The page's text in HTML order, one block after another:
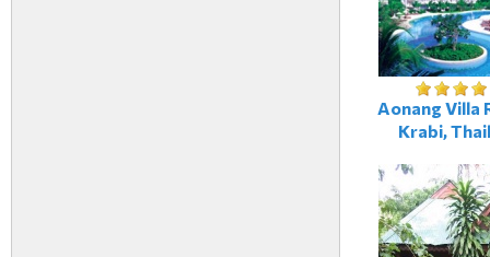
Aonang Villa
Krabi,